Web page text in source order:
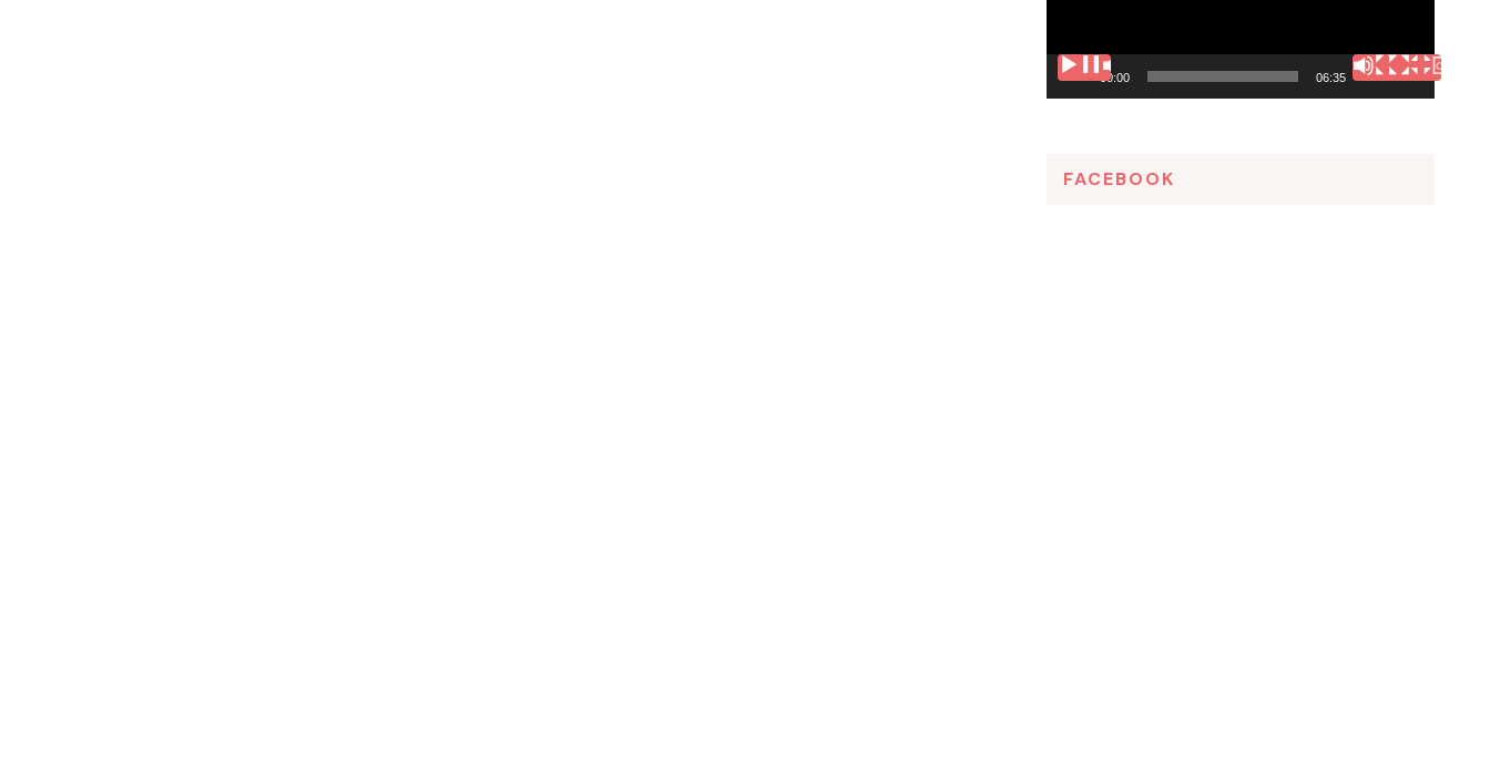
00:00 06:35
FACEBOOK